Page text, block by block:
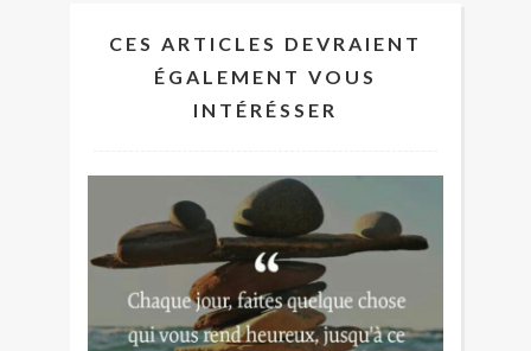
CES ARTICLES DEVRAIENT
ÉGALEMENT VOUS
INTÉRÉSSER